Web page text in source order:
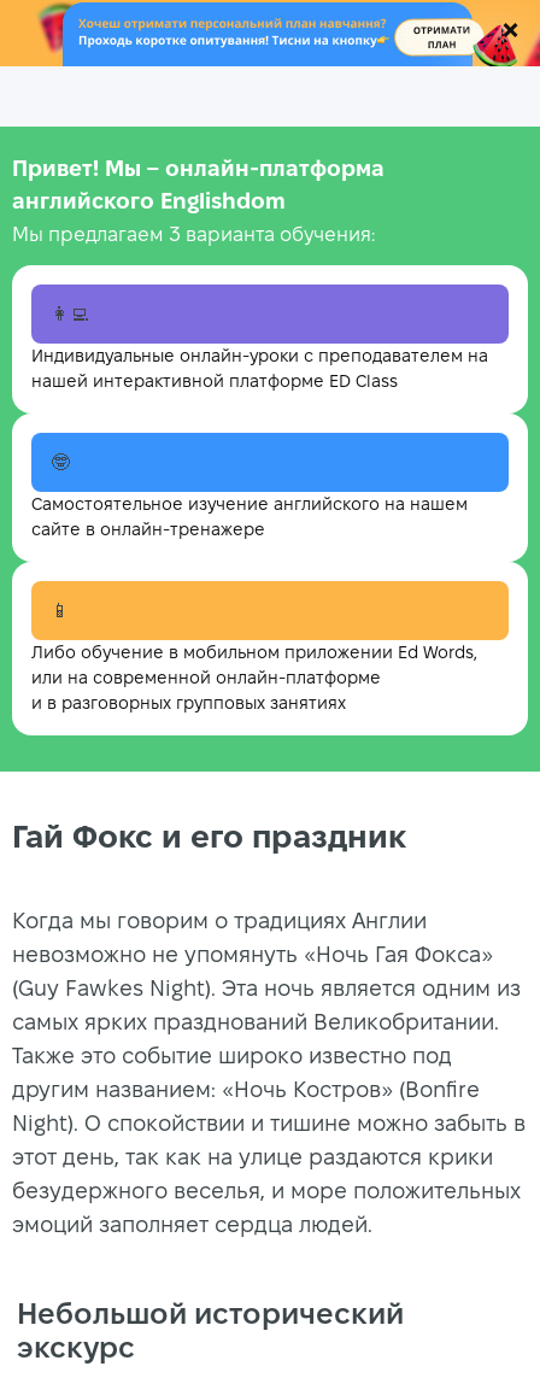
.
Привет! Мы – онлайн‑платформа
английского Englishdom
Мы предлагаем 3 варианта обучения:
👩‍💻
Индивидуальные онлайн-уроки с преподавателем на
нашей интерактивной платформе ED Class
🤓
Самостоятельное изучение английского на нашем
сайте в онлайн-тренажере
📱
Либо обучение в мобильном приложении Ed Words,
или на современной онлайн-платформе
и в разговорных групповых занятиях
Гай Фокс и его праздник
Когда мы говорим о традициях Англии
невозможно не упомянуть «Ночь Гая Фокса»
(Guy Fawkes Night). Эта ночь является одним из
самых ярких празднований Великобритании.
Также это событие широко известно под
другим названием: «Ночь Костров» (Bonfire
Night). О спокойствии и тишине можно забыть в
этот день, так как на улице раздаются крики
безудержного веселья, и море положительных
эмоций заполняет сердца людей.
Небольшой исторический
экскурс